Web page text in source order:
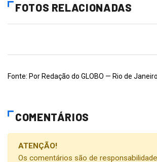
FOTOS RELACIONADAS
Fonte: Por Redação do GLOBO — Rio de Janeiro
COMENTÁRIOS
ATENÇÃO!
Os comentários são de